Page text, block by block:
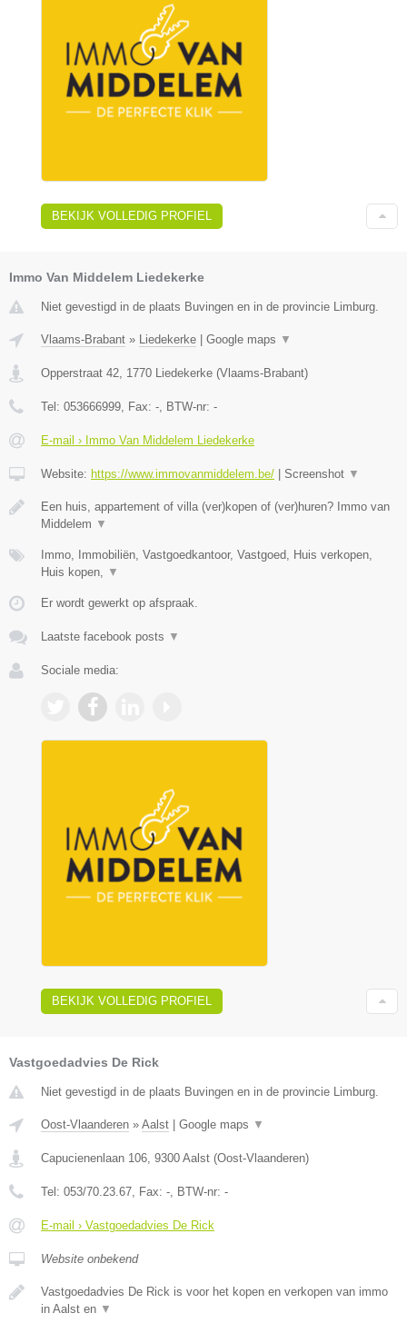
BEKIJK VOLLEDIG PROFIEL
Immo Van Middelem Liedekerke
Niet gevestigd in de plaats Buvingen en in de provincie Limburg.
Vlaams-Brabant » Liedekerke Google maps ▼
Opperstraat 42 1770 Liedekerke (Vlaams-Brabant)
Tel: 053666999 , Fax: - , BTW-nr: -
E-mail › Immo Van Middelem Liedekerke
Website: https://www.immovanmiddelem.be/ Screenshot ▼
Een huis, appartement of villa (ver)kopen of (ver)huren? Immo van
Middelem ▼
Immo, Immobiliën, Vastgoedkantoor, Vastgoed, Huis verkopen,
Huis kopen,
▼
Er wordt gewerkt op afspraak.
Laatste facebook posts ▼
Sociale media:
BEKIJK VOLLEDIG PROFIEL
Vastgoedadvies De Rick
Niet gevestigd in de plaats Buvingen en in de provincie Limburg.
Oost-Vlaanderen » Aalst Google maps ▼
Capucienenlaan 106 9300 Aalst (Oost-Vlaanderen)
Tel: 053/70.23.67 , Fax: - , BTW-nr: -
E-mail › Vastgoedadvies De Rick
Website onbekend
Vastgoedadvies De Rick is voor het kopen en verkopen van immo
in Aalst en ▼